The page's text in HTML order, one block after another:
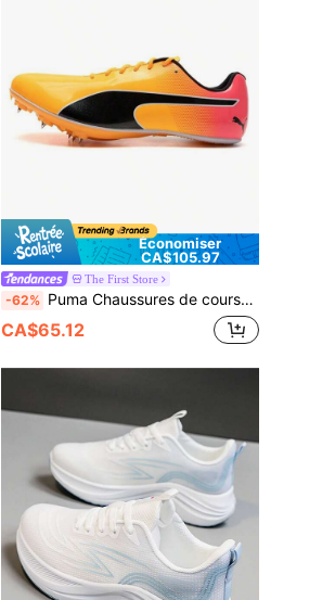
Économiser
CA$105.97
The First Store
-62% Puma Chaussures de course EvoSPEED Sprint 14, traction et vitesse pour la compétition et l'entraînement des hommes/femmes, modèle 377001
CA$65.12